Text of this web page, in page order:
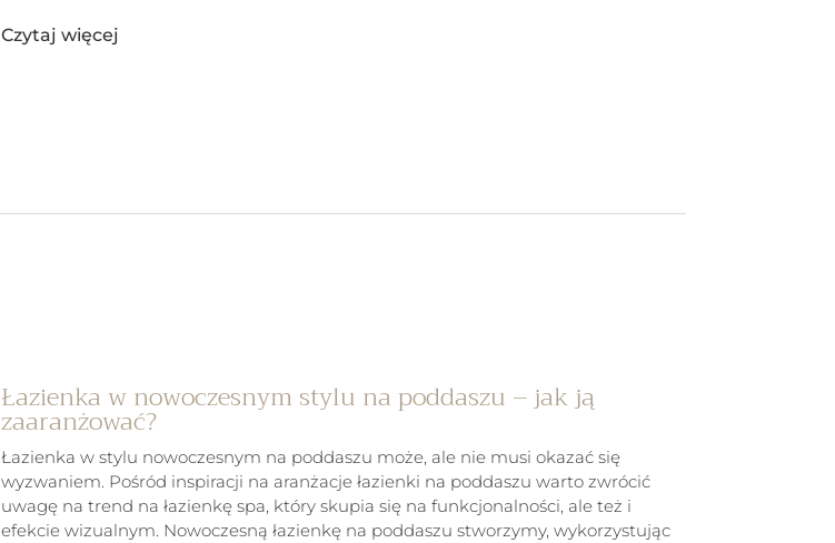
Czytaj więcej
Łazienka w nowoczesnym stylu na poddaszu – jak ją
zaaranżować?
Łazienka w stylu nowoczesnym na poddaszu może, ale nie musi okazać się
wyzwaniem. Pośród inspiracji na aranżacje łazienki na poddaszu warto zwrócić
uwagę na trend na łazienkę spa, który skupia się na funkcjonalności, ale też i
efekcie wizualnym. Nowoczesną łazienkę na poddaszu stworzymy, wykorzystując